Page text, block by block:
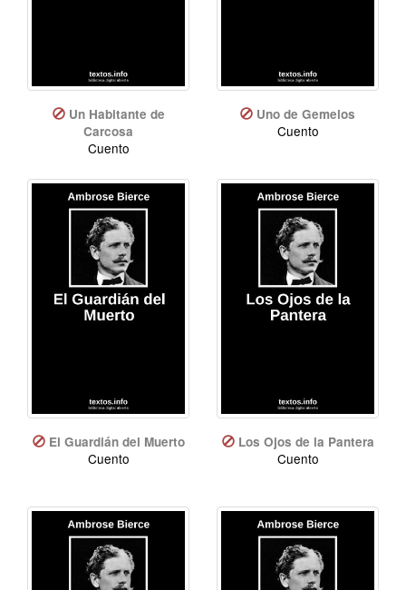
Un Habitante de
Carcosa
Cuento
Uno de Gemelos
Cuento
El Guardián del Muerto
Cuento
Los Ojos de la Pantera
Cuento